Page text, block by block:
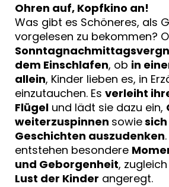
Ohren auf, Kopfkino an!
Was gibt es Schöneres, als
vorgelesen zu bekommen?
dem Einschlafen, ob in
allein, Kinder lieben es, in
einzutauchen. Es verleiht
Flügel und lädt sie dazu ein,
weiterzuspinnen sowie
Geschichten auszudenken
entstehen besondere
und Geborgenheit,
Lust der Kinder angeregt.